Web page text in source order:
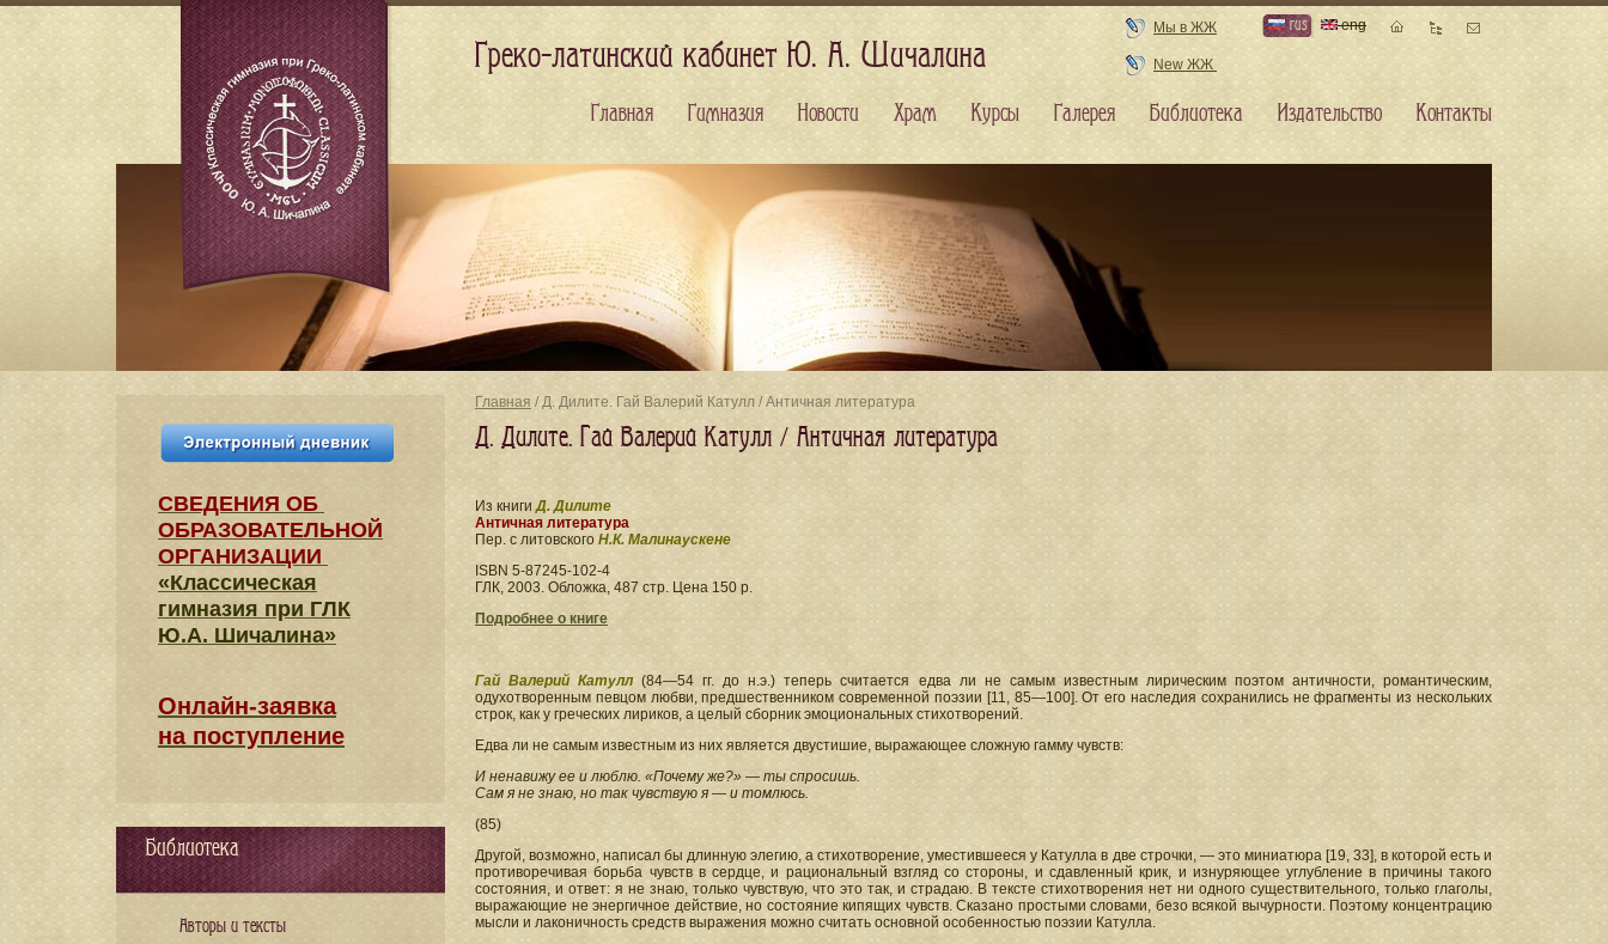
Главная / Д. Дилите. Гай Валерий Катулл / Античная литература
Д. Дилите. Гай Валерий Катулл / Античная литература
Из книгиД. Дилите
Античная литература
Пер. с литовского Н.К. Малинаускене
ISBN 5-87245-102-4
ГЛК, 2003. Обложка, 487 стр. Цена 150 р.
Подробнее о книге
Гай Валерий Катулл(84—54 гг. до н.э.) теперь считается едва ли не самым известным лирическим поэтом античности, романтическим,
одухотворенным певцом любви, предшественником современной поэзии [11, 85—100]. От его наследия сохранились не фрагменты из нескольких
строк, как у греческих лириков, а целый сборник эмоциональных стихотворений.
Едва ли не самым известным из них является двустишие, выражающее сложную гамму чувств:
И ненавижу ее и люблю. «Почему же?» — ты спросишь.
Сам я не знаю, но так чувствую я — и томлюсь.
(85)
Другой, возможно, написал бы длинную элегию, а стихотворение, уместившееся у Катулла в две строчки, — это миниатюра [19, 33], в которой есть и
противоречивая борьба чувств в сердце, и рациональный взгляд со стороны, и сдавленный крик, и изнуряющее углубление в причины такого
состояния, и ответ: я не знаю, только чувствую, что это так, и страдаю. В тексте стихотворения нет ни одного существительного, только глаголы,
выражающие не энергичное действие, но состояние кипящих чувств. Сказано простыми словами, безо всякой вычурности. Поэтому концентрацию
мысли и лаконичность средств выражения можно считать основной особенностью поэзии Катулла.
СВЕДЕНИЯ​ ОБ
ОБРАЗОВАТЕЛЬНОЙ
ОРГАНИЗАЦИИ
«Классическая
гимназия при ГЛК
Ю.А. Шичалина»
Онлайн-заявка
на поступление
Библиотека
Авторы и тексты
Греко-латинский кабинет Ю. А. Шичалина
Мы в ЖЖ
New ЖЖ
rus eng
Главная Гимназия Новости Храм Курсы Галерея Библиотека Издательство Контакты